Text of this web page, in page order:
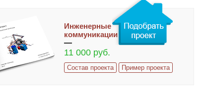
Инженерные
коммуникации
11 000 руб.
Состав проекта Пример проекта